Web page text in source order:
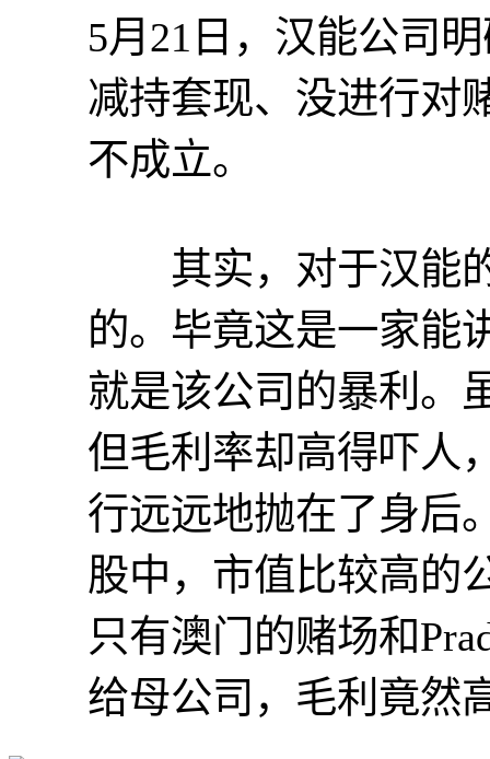
5月21日，汉能公司
减持套现、没进行对
不成立。
其实，对于汉能的
的。毕竟这是一家能
就是该公司的暴利。
但毛利率却高得吓人
行远远地抛在了身后
股中，市值比较高的
只有澳门的赌场和
给母公司，毛利竟然